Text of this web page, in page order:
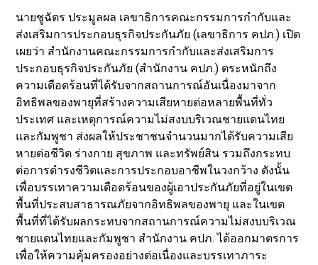
นายชูฉัตร ประมูลผล เลขาธิการคณะกรรมการกำกับและ
ส่งเสริมการประกอบธุรกิจประกันภัย (เลขาธิการ คปภ.) เปิด
เผยว่า สำนักงานคณะกรรมการกำกับและส่งเสริมการ
ประกอบธุรกิจประกันภัย (สำนักงาน คปภ.) ตระหนักถึง
ความเดือดร้อนที่ได้รับจากสถานการณ์อันเนื่องมาจาก
อิทธิพลของพายุที่สร้างความเสียหายต่อหลายพื้นที่ทั่ว
ประเทศ และเหตุการณ์ความไม่สงบบริเวณชายแดนไทย
และกัมพูชา ส่งผลให้ประชาชนจำนวนมากได้รับความเสีย
หายต่อชีวิต ร่างกาย สุขภาพ และทรัพย์สิน รวมถึงกระทบ
ต่อการดำรงชีวิตและการประกอบอาชีพในวงกว้าง ดังนั้น
เพื่อบรรเทาความเดือดร้อนของผู้เอาประกันภัยที่อยู่ในเขต
พื้นที่ประสบสาธารณภัยจากอิทธิพลของพายุ และในเขต
พื้นที่ที่ได้รับผลกระทบจากสถานการณ์ความไม่สงบบริเวณ
ชายแดนไทยและกัมพูชา สำนักงาน คปภ. ได้ออกมาตรการ
เพื่อให้ความคุ้มครองอย่างต่อเนื่องและบรรเทาภาระ